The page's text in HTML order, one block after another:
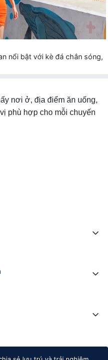
nổi bật với kè đá chắn sóng,
nơi ở, địa điểm ăn uống,
phù hợp cho mỗi chuyến